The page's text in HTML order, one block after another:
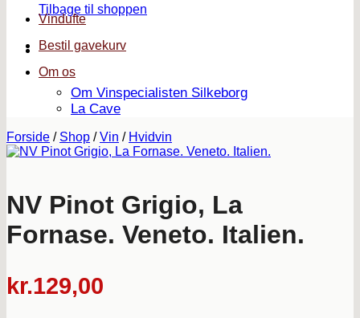
Tilbage til shoppen
Vindufte
Bestil gavekurv
Om os
Om Vinspecialisten Silkeborg
La Cave
Forside / Shop / Vin / Hvidvin
NV Pinot Grigio, La
Fornase. Veneto. Italien.
kr.129,00